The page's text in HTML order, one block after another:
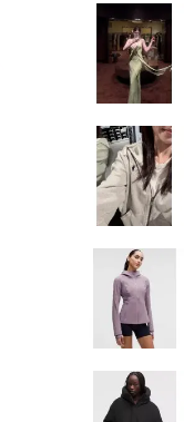
Columbia 男士防水外套